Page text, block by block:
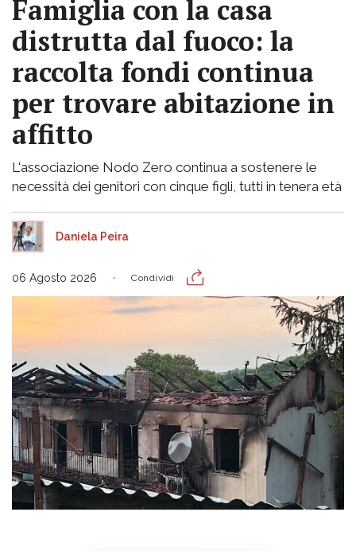
Famiglia con la casa
distrutta dal fuoco: la
raccolta fondi continua
per trovare abitazione in
affitto
L'associazione Nodo Zero continua a sostenere le
necessità dei genitori con cinque figli, tutti in tenera età
Daniela Peira
06 Agosto 2026 Condividi